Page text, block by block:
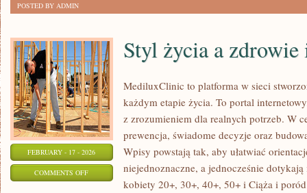
POSTED BY ADMIN
FEBRUARY - 17 - 2026
COMMENTS OFFON
Styl życia a
MediluxClinic to platforma w sieci
każdym etapie życia. To portal
z zrozumieniem dla realnych potrzeb. W
prewencja, świadome decyzje oraz
Wpisy powstają tak, aby ułatwiać
niejednoznaczne, a jednocześnie
kobiety 20+, 30+, 40+, 50+ i Ciąża i